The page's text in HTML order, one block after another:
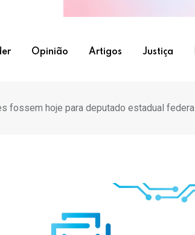
Opinião Artigos Justiça
fossem hoje para deputado estadual